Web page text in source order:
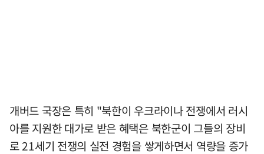
개버드 국장은 특히 "북한이 우크라이나 전쟁에서 러시
아를 지원한 대가로 받은 혜택은 북한군이 그들의 장비
로 21세기 전쟁의 실전 경험을 쌓게하면서 역량을 증가